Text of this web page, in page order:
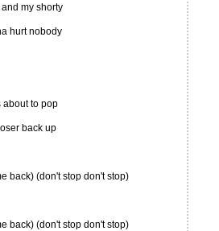
my shorty
hurt nobody
about to pop
back up
back) (don't stop don't stop)
back) (don't stop don't stop)